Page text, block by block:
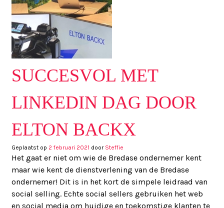
SUCCESVOL MET
LINKEDIN DAG DOOR
ELTON BACKX
Geplaatst op 2 februari 2021 door Steffie
Het gaat er niet om wie de Bredase ondernemer kent
maar wie kent de dienstverlening van de Bredase
ondernemer! Dit is in het kort de simpele leidraad van
social selling. Echte social sellers gebruiken het web
en social media om huidige en toekomstige klanten te